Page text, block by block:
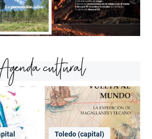
cultural
Toledo (capital)